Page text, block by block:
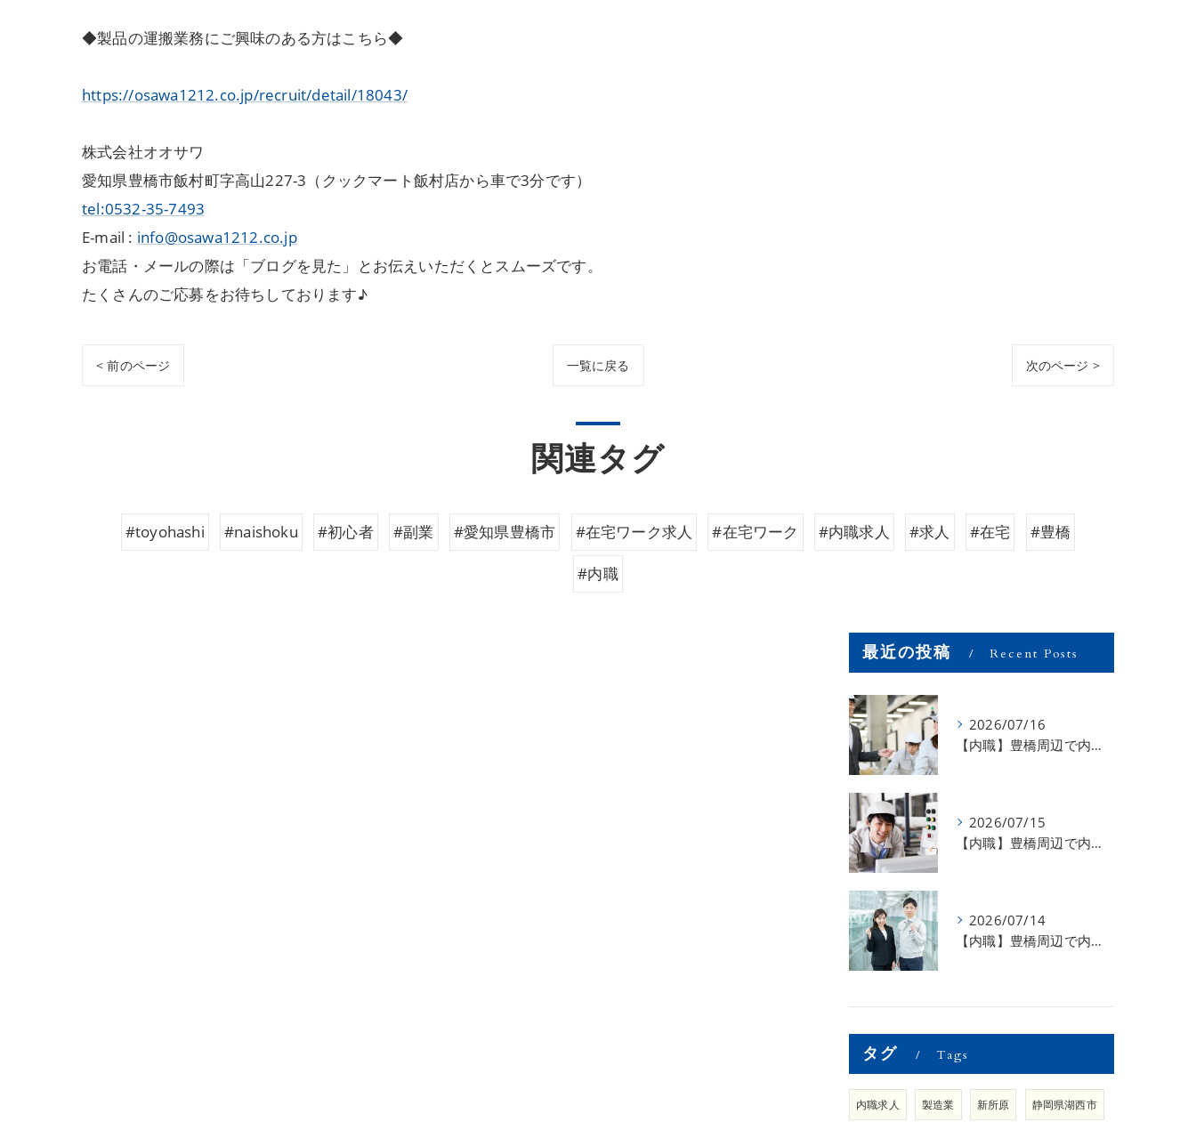
◆製品の運搬業務にご興味のある方はこちら◆
https://osawa1212.co.jp/recruit/detail/18043/
株式会社オオサワ
愛知県豊橋市飯村町字高山227-3（クックマート飯村店から車で3分です）
tel:0532-35-7493
E-mail : info@osawa1212.co.jp
お電話・メールの際は「ブログを見た」とお伝えいただくとスムーズです。
たくさんのご応募をお待ちしております♪
< 前のページ 一覧に戻る 次のページ >
関連タグ
#toyohashi #naishoku #初心者 #副業 #愛知県豊橋市 #在宅ワーク求人 #在宅ワーク #内職求人 #求人 #在宅 #豊橋
#内職
最近の投稿 Recent Posts
2026/07/16
【内職】豊橋周辺で内職のお仕事を探している方募集中！【お仕事の内容】
2026/07/15
【内職】豊橋周辺で内職のお仕事を探している方募集中！【急な学級閉鎖も安心】
2026/07/14
【内職】豊橋周辺で内職のお仕事を探している方募集中！【内職さまのお声②】
タグ Tags
内職求人 製造業 新所原 静岡県湖西市